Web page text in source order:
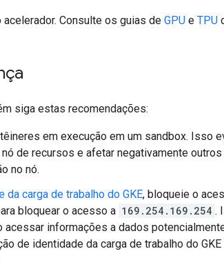
Consulte os guias de GPU e TPU
siga estas recomendações:
em execução em um sandbox. Isso
de recursos e afetar negativamente outros
no nó.
carga de trabalho do GKE, bloqueie o
bloquear o acesso a 169.254.169.254 .
informações a dados
de identidade da carga de trabalho do